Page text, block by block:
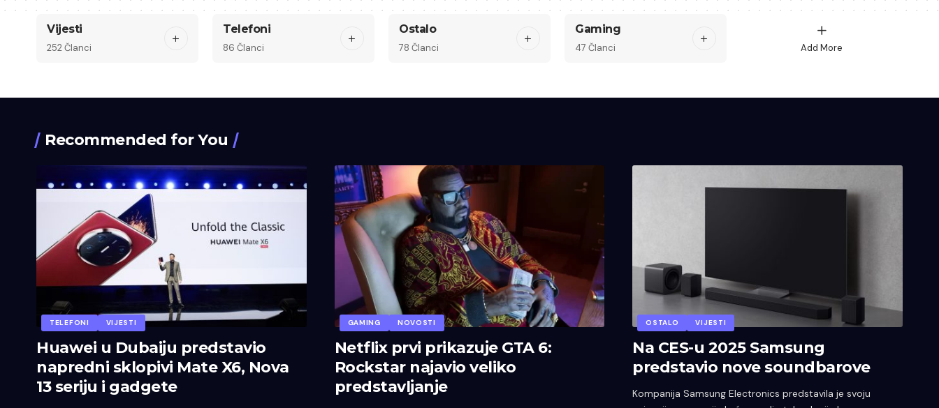
Vijesti
252 Članci
Telefoni
86 Članci
Ostalo
78 Članci
Gaming
47 Članci Add More
Recommended for You
TELEFONI VIJESTI
Huawei u Dubaiju predstavio
napredni sklopivi Mate X6, Nova
13 seriju i gadgete
GAMING NOVOSTI
Netflix prvi prikazuje GTA 6:
Rockstar najavio veliko
predstavljanje
OSTALO VIJESTI
Na CES-u 2025 Samsung
predstavio nove soundbarove
Kompanija Samsung Electronics predstavila je svoju